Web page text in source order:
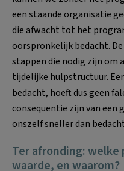
een staande organisatie
die afwacht tot het
oorspronkelijk bedacht.
stappen die nodig zijn om
tijdelijke hulpstructuur.
bedacht, hoeft dus geen
consequentie zijn van een
onszelf sneller dan
Ter afronding: welke
waarde, en waarom?